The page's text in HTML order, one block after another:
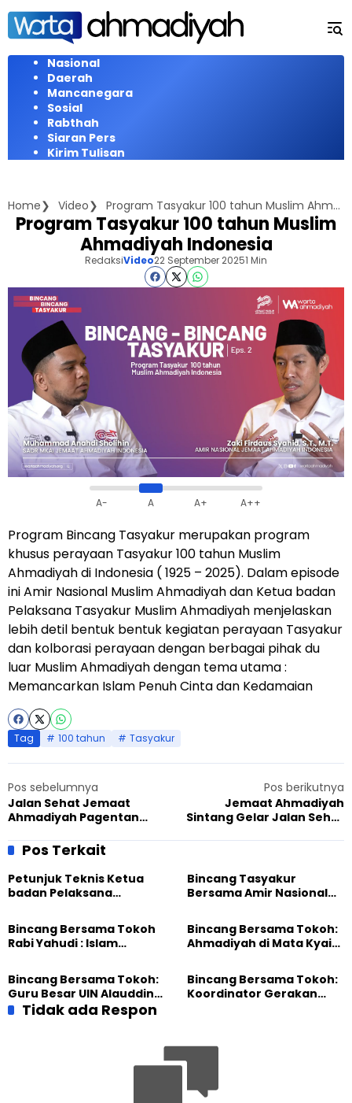
Langsung
konten
Nasional
Daerah
Mancanegara
Sosial
Rabthah
Siaran Pers
Kirim Tulisan
Home Video Program Tasyakur 100 tahun Muslim Ahmadiyah Indonesia
Program Tasyakur 100 tahun Muslim
Ahmadiyah Indonesia
RedaksiVideo22 September 20251 Min
A- A A+ A++
Program Bincang Tasyakur merupakan program
khusus perayaan Tasyakur 100 tahun Muslim
Ahmadiyah di Indonesia ( 1925 – 2025). Dalam episode
ini Amir Nasional Muslim Ahmadiyah dan Ketua badan
Pelaksana Tasyakur Muslim Ahmadiyah menjelaskan
lebih detil bentuk bentuk kegiatan perayaan Tasyakur
dan kolborasi perayaan dengan berbagai pihak du
luar Muslim Ahmadiyah dengan tema utama :
Memancarkan Islam Penuh Cinta dan Kedamaian
Tag 100 tahun Tasyakur
Pos sebelumnya
Jalan Sehat Jemaat
Ahmadiyah Pagentan
Gunung Sindoro-Sumbing
Pos berikutnya
Jemaat Ahmadiyah
Sintang Gelar Jalan Sehat
Tahun
Pos Terkait
Petunjuk Teknis Ketua
badan Pelaksana
Bincang Tasyakur
Bersama Amir Nasional
Bincang Bersama Tokoh
Rabi Yahudi : Islam
karena peran Ahmadiyah
Bincang Bersama Tokoh:
Ahmadiyah di Mata Kyai
Bincang Bersama Tokoh:
Guru Besar UIN Alauddin
Makassar
Bincang Bersama Tokoh:
Koordinator Gerakan
Tidak ada Respon